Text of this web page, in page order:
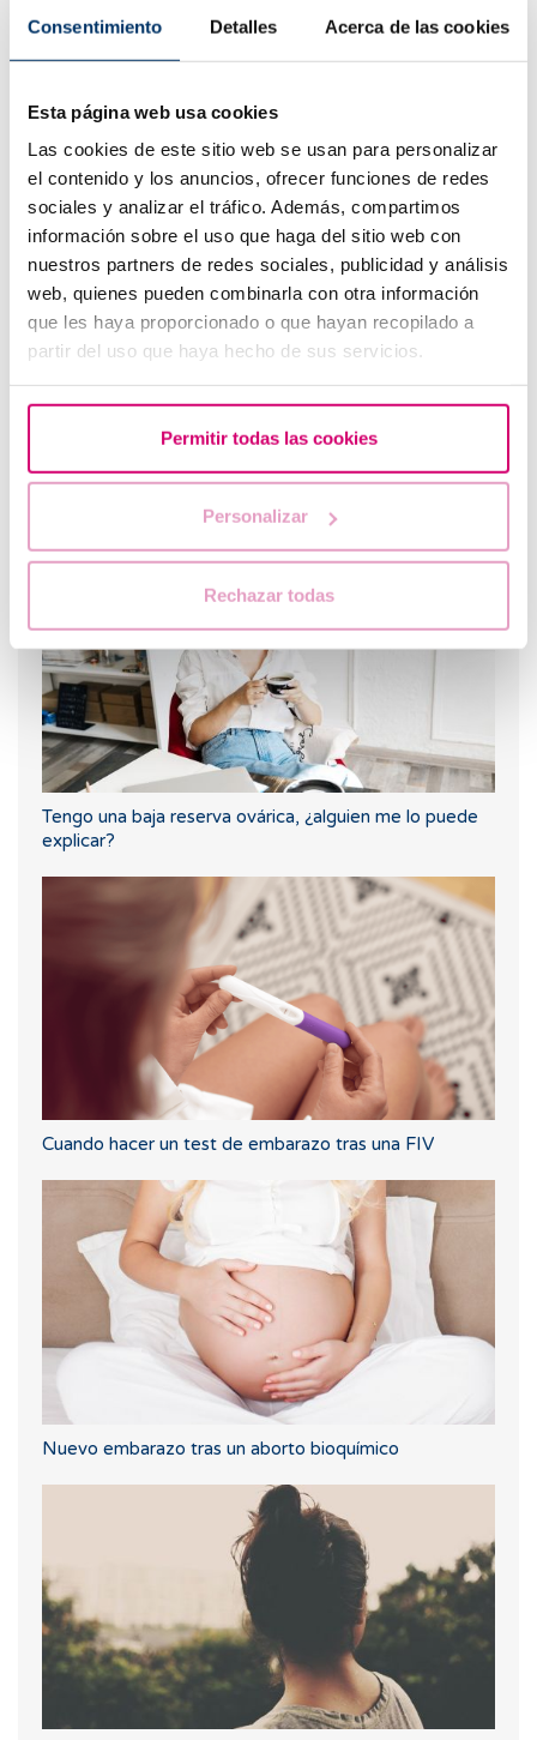
Consentimiento Detalles Acerca de las cookies
Esta página web usa cookies
Las cookies de este sitio web se usan para personalizar
el contenido y los anuncios, ofrecer funciones de redes
sociales y analizar el tráfico. Además, compartimos
información sobre el uso que haga del sitio web con
nuestros partners de redes sociales, publicidad y análisis
web, quienes pueden combinarla con otra información
que les haya proporcionado o que hayan recopilado a
partir del uso que haya hecho de sus servicios.
Permitir todas las cookies
Personalizar
Rechazar todas
¿Qué hacer si hay retraso menstrual con un test de
embarazo negativo?
¿Cuáles son los valores que indican una baja reserva
Tengo una baja reserva ovárica, ¿alguien me lo puede
explicar?
Cuando hacer un test de embarazo tras una FIV
Nuevo embarazo tras un aborto bioquímico